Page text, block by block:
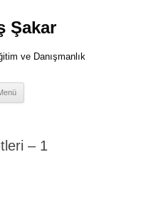
Şakar
ve Danışmanlık
– 1